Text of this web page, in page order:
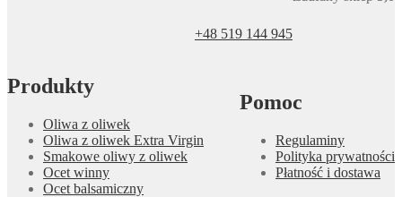
+48 519 144 945
Produkty
Oliwa z oliwek
Oliwa z oliwek Extra Virgin
Smakowe oliwy z oliwek
Ocet winny
Ocet balsamiczny
Pomoc
Regulaminy
Polityka prywatności
Płatność i dostawa